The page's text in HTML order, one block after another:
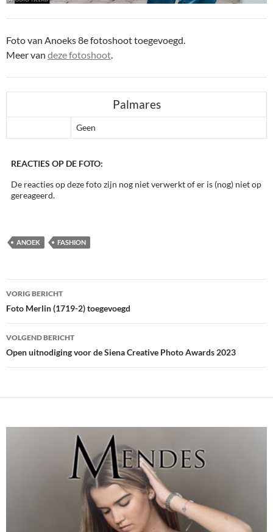
Foto van Anoeks 8e fotoshoot toegevoegd.
Meer van deze fotoshoot.
Palmares
Geen
REACTIES OP DE FOTO:
De reacties op deze foto zijn nog niet verwerkt of er is (nog) niet op
gereageerd.
ANOEK FASHION
Bericht
navigatie
VORIG BERICHT
Foto Merlin (1719-2) toegevoegd
VOLGEND BERICHT
Open uitnodiging voor de Siena Creative Photo Awards 2023